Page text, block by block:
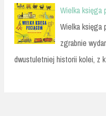
Wielka księga
Wielka księga
zgrabnie
dwustuletniej historii kolei, z